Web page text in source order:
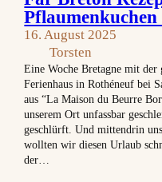
16. August 2025
Torsten
Eine Woche Bretagne mit der
Ferienhaus in Rothéneuf bei
aus “La Maison du Beurre
unserem Ort unfassbar
geschlürft. Und mittendrin
wollten wir diesen Urlaub
der…